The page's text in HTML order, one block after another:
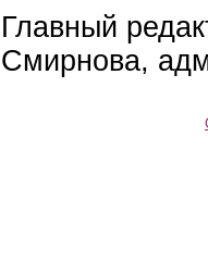
Главный
Смирнова,